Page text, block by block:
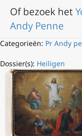
Of bezoek het
Andy Penne
Categorieën: Pr Andy
Dossier(s): Heiligen